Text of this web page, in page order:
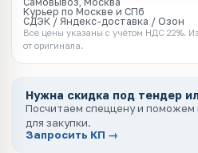
Курьер по Москве и СПб
СДЭК / Яндекс-доставка / Озон
Все цены указаны с учётом НДС 22%.
от оригинала.
Нужна скидка под тендер
Посчитаем спеццену и поможем
для закупки.
Запросить КП →